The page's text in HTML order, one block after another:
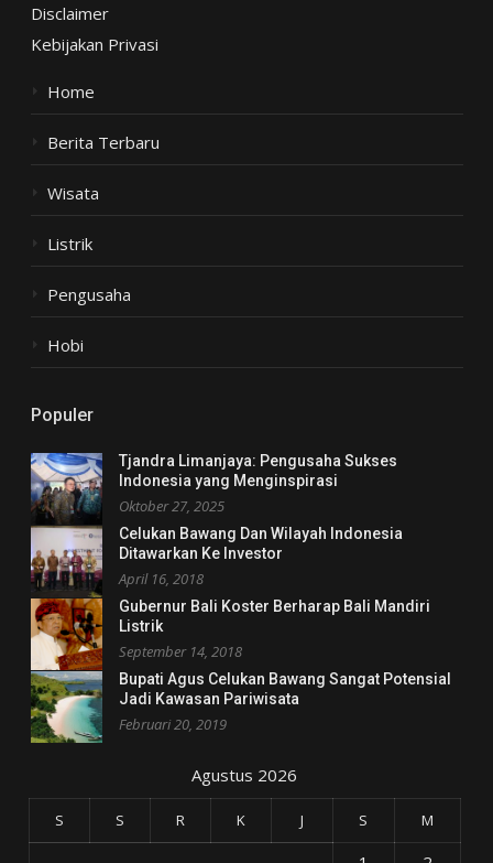
Disclaimer
Kebijakan Privasi
Home
Berita Terbaru
Wisata
Listrik
Pengusaha
Hobi
Populer
Tjandra Limanjaya: Pengusaha Sukses
Indonesia yang Menginspirasi
Oktober 27, 2025
Celukan Bawang Dan Wilayah Indonesia
Ditawarkan Ke Investor
April 16, 2018
Gubernur Bali Koster Berharap Bali Mandiri
Listrik
September 14, 2018
Bupati Agus Celukan Bawang Sangat Potensial
Jadi Kawasan Pariwisata
Februari 20, 2019
Agustus 2026
S S R K J S M